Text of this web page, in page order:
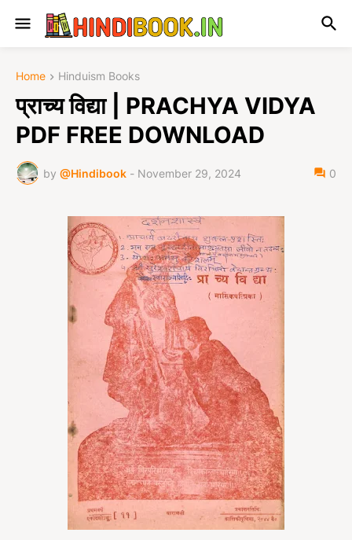
Home Hinduism Books
प्राच्य विद्या | PRACHYA VIDYA
PDF FREE DOWNLOAD
by @Hindibook - November 29, 2024 0